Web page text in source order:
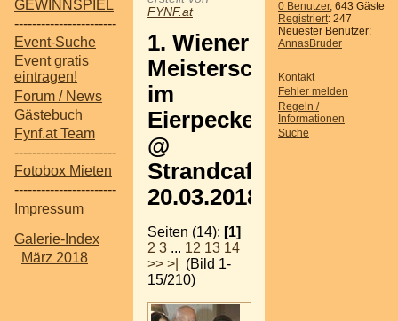
GEWINNSPIEL
-----------------------
Event-Suche
Event gratis
eintragen!
Forum / News
Gästebuch
Fynf.at Team
-----------------------
Fotobox Mieten
-----------------------
Impressum
Galerie-Index
März 2018
0 Benutzer, 643 Gäste
Registriert: 247
Neuester Benutzer:
AnnasBruder
Kontakt
Fehler melden
Regeln /
Informationen
Suche
FYNF.at
1. Wiener
Meisterschaft
im
Eierpecken
@
Strandcafé
20.03.2018
Seiten (14): [1]
2 3 ... 12 13 14
>> >|
(Bild 1-
15/210)